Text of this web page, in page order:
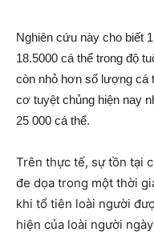
Nghiên cứu này cho biết
18.5000 cá thể trong độ
còn nhỏ hơn số lượng cá
cơ tuyệt chủng hiện nay
25 000 cá thể.
Trên thực tế, sự tồn tại
đe dọa trong một thời
khi tổ tiên loài người
hiện của loài người